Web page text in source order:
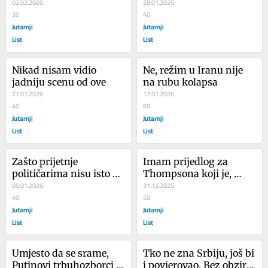
glasno brani vrijednosti
02.02.2026
30
Jutarnji
List
svrstat će se na stranu
gospodara kaosa
28.01.2026
40
Jutarnji
List
Nikad nisam vidio
jadniju scenu od ove
21.01.2026
40
Jutarnji
List
Ne, režim u Iranu nije
na rubu kolapsa
12.01.2026
60
Jutarnji
List
Zašto prijetnje
političarima nisu isto
kažnjive za sve?
05.01.2026
40
Jutarnji
List
Imam prijedlog za
Thompsona koji je,
konačno, izašao iz
ormara. Pa da vidimo
koliko je stvarno hrabar
i popularan...
31.12.2025
50
Jutarnji
List
Umjesto da se srame,
Putinovi trbuhozborci
Tko ne zna Srbiju, još bi
i povjerovao. Bez obzira